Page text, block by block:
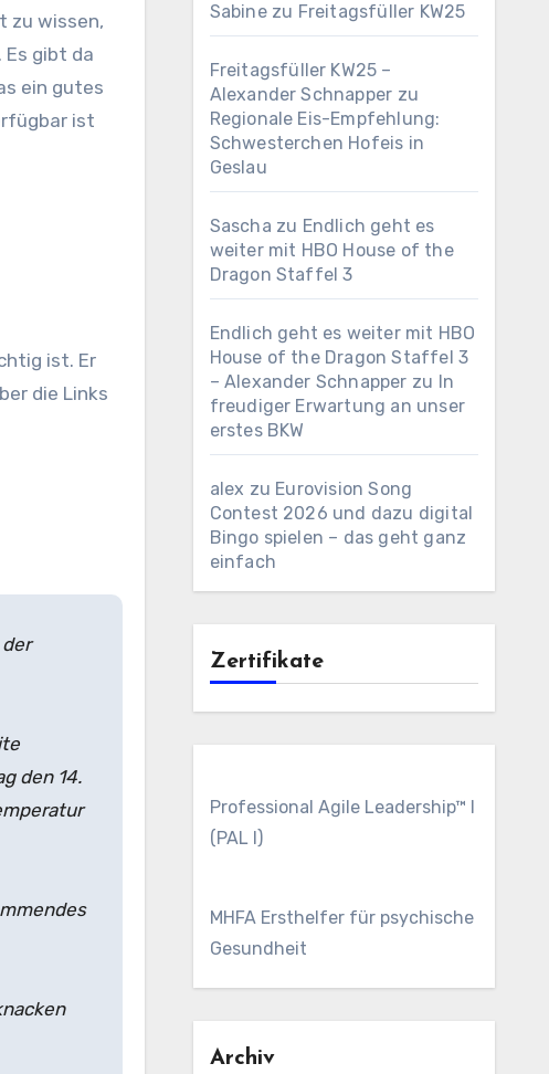
zu wissen,
Es gibt da
ein gutes
ist
ist. Er
die Links
den 14.
Sabinezu Freitagsfüller KW25
Freitagsfüller KW25 –
Alexander Schnapper zu
Regionale Eis-Empfehlung:
Schwesterchen Hofeis in
Geslau
Sascha zu Endlich geht es
weiter mit HBO House of the
Dragon Staffel 3
Endlich geht es weiter mit HBO
House of the Dragon Staffel 3
– Alexander Schnapper zu In
freudiger Erwartung an unser
erstes BKW
alex zu Eurovision Song
Contest 2026 und dazu digital
Bingo spielen – das geht ganz
einfach
Zertifikate
Professional Agile Leadership™ I
(PAL I)
MHFA Ersthelfer für psychische
Gesundheit
Archiv